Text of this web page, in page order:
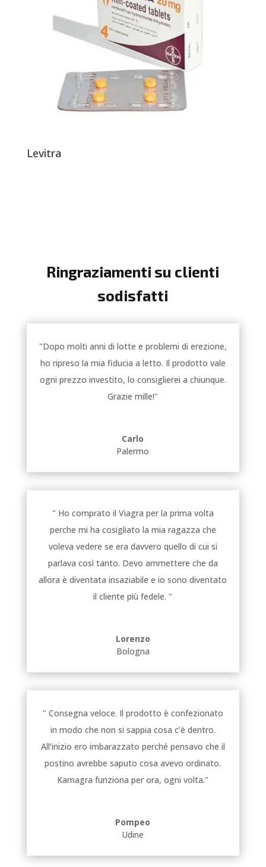
Levitra
Ringraziamenti su clienti
sodisfatti
"Dopo molti anni di lotte e problemi di erezione,
ho ripreso la mia fiducia a letto. Il prodotto vale
ogni prezzo investito, lo consiglierei a chiunque.
Grazie mille!"
Carlo
Palermo
" Ho comprato il Viagra per la prima volta
perche mi ha cosigliato la mia ragazza che
voleva vedere se era davvero quello di cui si
parlava così tanto. Devo ammettere che da
allora è diventata insaziabile e io sono diventato
il cliente più fedele. "
Lorenzo
Bologna
" Consegna veloce. Il prodotto è confezionato
in modo che non si sappia cosa c’è dentro.
All’inizio ero imbarazzato perché pensavo che il
postino avrebbe saputo cosa avevo ordinato.
Kamagra funziona per ora, ogni volta."
Pompeo
Udine